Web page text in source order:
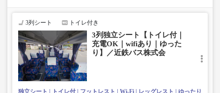
じめご了承ください。
3列シート トイレ付き
3列独立シート【トイレ付｜
充電OK｜wifiあり｜ゆった
り】／近鉄バス株式会
独立シート トイレ付 フットレスト Wi-Fi レッグレスト
ゆったり